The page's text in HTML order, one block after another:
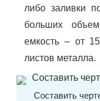
либо заливки
больших
емкость – от
листов металла.
Составить